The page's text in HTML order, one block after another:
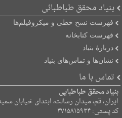
بنیاد محقق طباطبائی
فهرست نسخ خطی و میکروفیلم‌ها
فهرست کتابخانه
دربارۀ بنیاد
نشان‌ها و تماس‌های بنیاد
تماس با ما
بنیاد محقق طباطبایی
ایران، قم، میدان رسالت، ابتدای خیابان سمیه،
کد پستی: ۳۷۱۵۸۱۵۹۳۴